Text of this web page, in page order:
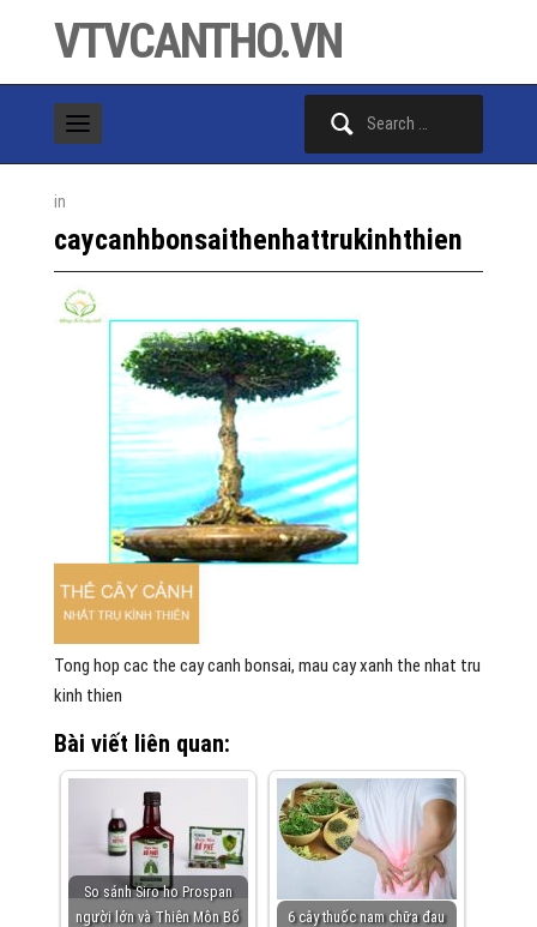
VTVCANTHO.VN
in
caycanhbonsaithenhattrukinhthien
Tong hop cac the cay canh bonsai, mau cay xanh the nhat tru
kinh thien
Bài viết liên quan:
So sánh Siro ho Prospan
người lớn và Thiên Môn Bổ
6 cây thuốc nam chữa đau